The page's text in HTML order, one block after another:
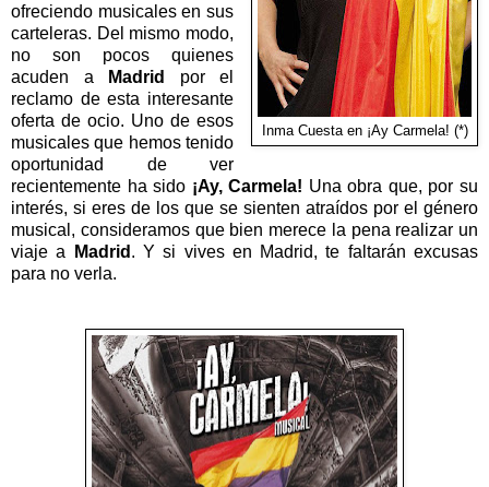
Inma Cuesta en ¡Ay Carmela! (*)
ofreciendo musicales en sus
carteleras. Del mismo modo,
no son pocos quienes
acuden a
Madrid por el
reclamo de esta interesante
oferta de ocio. Uno de esos
musicales que hemos tenido
oportunidad de ver
recientemente ha sido ¡Ay, Carmela! Una obra que, por su
interés, si eres de los que se sienten atraídos por el género
musical, consideramos que bien merece la pena realizar un
viaje a
Madrid . Y si vives en Madrid, te faltarán excusas
para no verla.